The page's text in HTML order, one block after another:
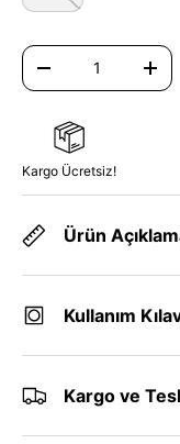
Adet
TRANSLATION
Kargo Ücretsiz!
Ürün
Kullanım
Kargo ve